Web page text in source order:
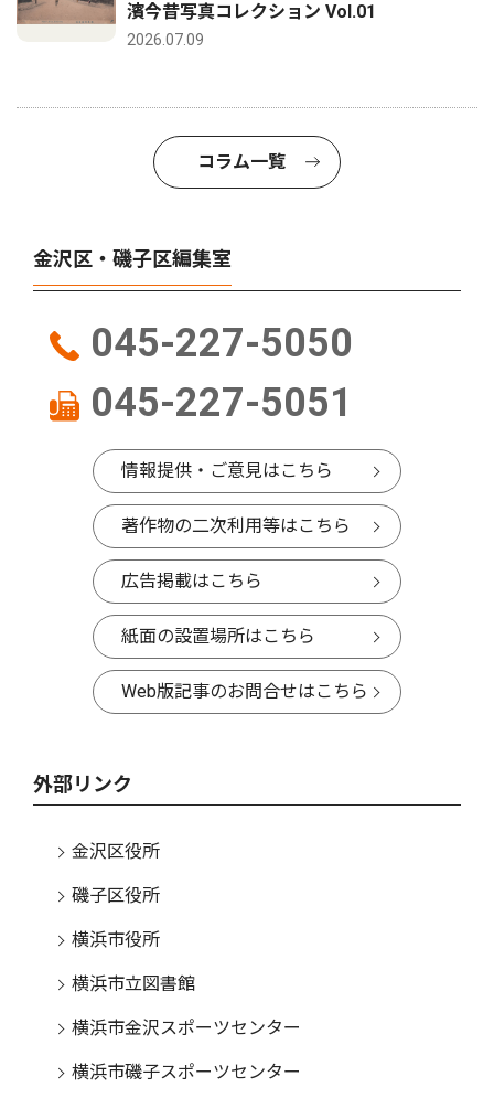
濱今昔写真コレクション Vol.01
2026.07.09
コラム一覧
金沢区・磯子区編集室
045-227-5050
045-227-5051
情報提供・ご意見はこちら
著作物の二次利用等はこちら
広告掲載はこちら
紙面の設置場所はこちら
Web版記事のお問合せはこちら
外部リンク
金沢区役所
磯子区役所
横浜市役所
横浜市立図書館
横浜市金沢スポーツセンター
横浜市磯子スポーツセンター